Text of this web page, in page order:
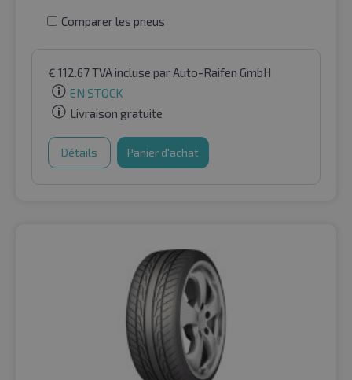
Comparer les pneus
€ 112.67TVA incluse par Auto-Raifen GmbH
EN STOCK
Livraison gratuite
Détails Panier d'achat